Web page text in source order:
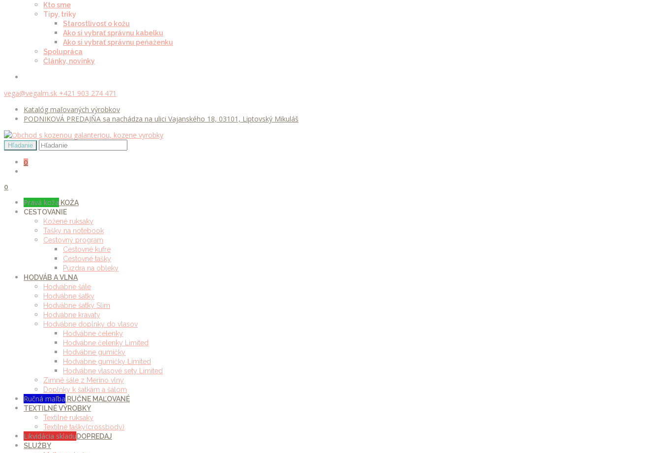
Kto sme
Tipy, triky
Starostlivosť o kožu
Ako si vybrať správnu kabelku
Ako si vybrať správnu peňaženku
Spolupráca
Články, novinky
vega@vegalm.sk +421 903 274 471
Katalóg maľovaných výrobkov
PODNIKOVÁ PREDAJŇA sa nachádza na ulici Vajanského 18, 03101, Liptovský Mikuláš
0
0
Pravá koža KOŽA
CESTOVANIE
Kožené ruksaky
Tašky na notebook
Cestovný program
Cestovné kufre
Cestovné tašky
Púzdra na obleky
HODVÁB A VLNA
Hodvábne šále
Hodvábne šatky
Hodvábne šatky Slim
Hodvábne kravaty
Hodvábne doplnky do vlasov
Hodvábne čelenky
Hodvábne čelenky Limited
Hodvábne gumičky
Hodvábne gumičky Limited
Hodvábne vlasové sety Limited
Zimné šále z Merino vlny
Doplnky k šatkám a šálom
Ručná maľba RUČNE MAĽOVANÉ
TEXTILNÉ VÝROBKY
Textilné ruksaky
Textilné tašky(crossbody)
Likvidácia skladuDOPREDAJ
SLUŽBY